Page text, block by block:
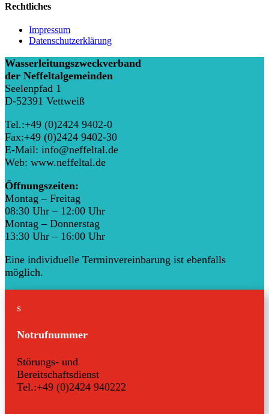
Rechtliches
Impressum
Datenschutzerklärung
Wasserleitungszweckverband
der Neffeltalgemeinden
Seelenpfad 1
D-52391 Vettweiß
Tel.:+49 (0)2424 9402-0
Fax:+49 (0)2424 9402-30
E-Mail: info@neffeltal.de
Web: www.neffeltal.de
Öffnungszeiten:
Montag – Freitag
08:30 Uhr – 12:00 Uhr
Montag – Donnerstag
13:30 Uhr – 16:00 Uhr
Eine individuelle Terminvereinbarung ist ebenfalls
möglich.
s
Notrufnummer
Störungs- und
Bereitschaftsdienst
Tel.:+49 (0)2424 940222